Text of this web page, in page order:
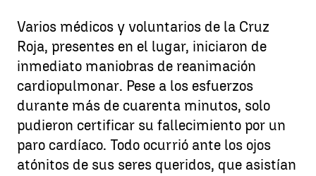
Varios médicos y voluntarios de la Cruz
Roja, presentes en el lugar, iniciaron de
inmediato maniobras de reanimación
cardiopulmonar. Pese a los esfuerzos
durante más de cuarenta minutos, solo
pudieron certificar su fallecimiento por un
paro cardíaco. Todo ocurrió ante los ojos
atónitos de sus seres queridos, que asistían